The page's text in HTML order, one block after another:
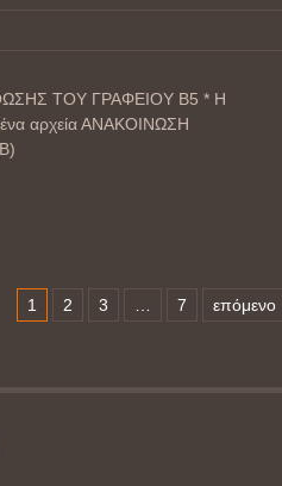
ΤΟΥ ΓΡΑΦΕΙΟΥ Β5 * Η
αρχεία ΑΝΑΚΟΙΝΩΣΗ
1 2 3 7 επόμενο